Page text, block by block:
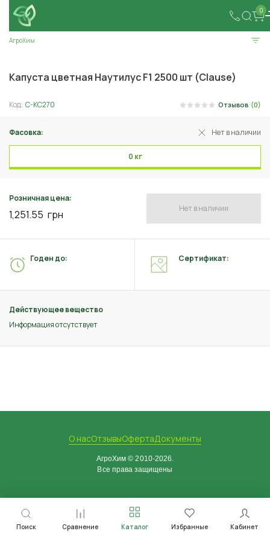
0
Поиск Сравнение Каталог Избранные Кабинет
АгроХим
Капуста цветная Наутилус F1 2500 шт (Clause)
Код: C-KC270 Отзывов (0)
Фасовка: Нет в наличии
0 кг
Розничная цена:
1,251.55 грн Нет в наличии
Действующее вещество
Информация отсутствует
Годен до: Сертификат:
О насОтзывыОфертаДокументы
АгроХим © 2010-2026.
Все права защищены